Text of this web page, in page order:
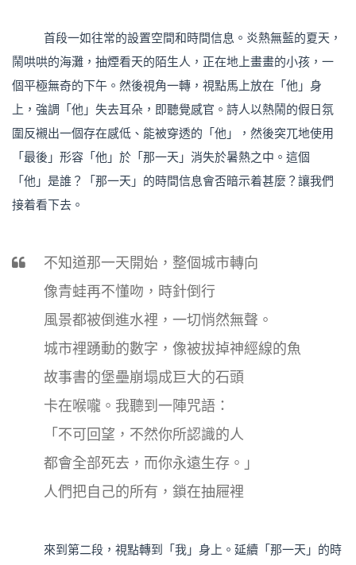
首段一如往常的設置空間和時間信息。炎熱無藍的夏天，
鬧哄哄的海灘，抽煙看天的陌生人，正在地上畫畫的小孩，一
個平極無奇的下午。然後視角一轉，視點馬上放在「他」身
上，強調「他」失去耳朵，即聽覺感官。詩人以熱鬧的假日氛
圍反襯出一個存在感低、能被穿透的「他」，然後突兀地使用
「最後」形容「他」於「那一天」消失於暑熱之中。這個
「他」是誰？「那一天」的時間信息會否暗示着甚麼？讓我們
接着看下去。
不知道那一天開始，整個城市轉向
像青蛙再不懂吻，時針倒行
風景都被倒進水裡，一切悄然無聲。
城市裡踴動的數字，像被拔掉神經線的魚
故事書的堡壘崩塌成巨大的石頭
卡在喉嚨。我聽到一陣咒語：
「不可回望，不然你所認識的人
都會全部死去，而你永遠生存。」
人們把自己的所有，鎖在抽屜裡
來到第二段，視點轉到「我」身上。延續「那一天」的時